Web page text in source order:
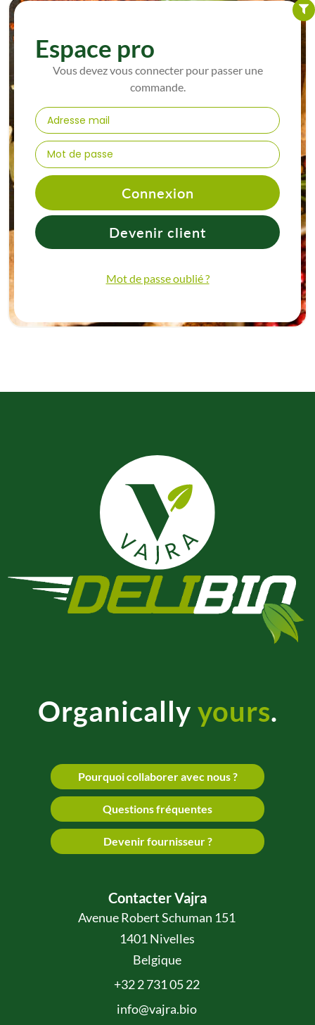
Espace pro
Vous devez vous connecter pour passer une
commande.
Connexion
Devenir client
Mot de passe oublié ?
Organically yours.
Pourquoi collaborer avec nous ?
Questions fréquentes
Devenir fournisseur ?
Contacter Vajra
Avenue Robert Schuman 151
1401 Nivelles
Belgique
+32 2 731 05 22
info@vajra.bio